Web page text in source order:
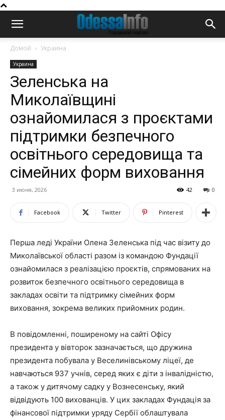
Домой Украина
Украина
Зеленська на
Миколаївщині
ознайомилася з проєктами
підтримки безпечного
освітнього середовища та
сімейних форм виховання
3 июня, 2026 0
42
Facebook Twitter Pinterest
Перша леді України Олена Зеленська під час візиту до
Миколаївської області разом із командою Фундації
ознайомилася з реалізацією проєктів, спрямованих на
розвиток безпечного освітнього середовища в
закладах освіти та підтримку сімейних форм
виховання, зокрема великих прийомних родин.
В повідомленні, поширеному на сайті Офісу
президента у вівторок зазначається, що дружина
президента побувала у Веселинівському ліцеї, де
навчаються 937 учнів, серед яких є діти з інвалідністю,
а також у дитячому садку у Вознесенську, який
відвідують 100 вихованців. У цих закладах Фундація за
фінансової підтримки уряду Сербії облаштувала